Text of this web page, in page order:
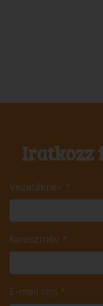
Iratkozz
Vezetéknév *
Keresztnév *
E-mail cím *